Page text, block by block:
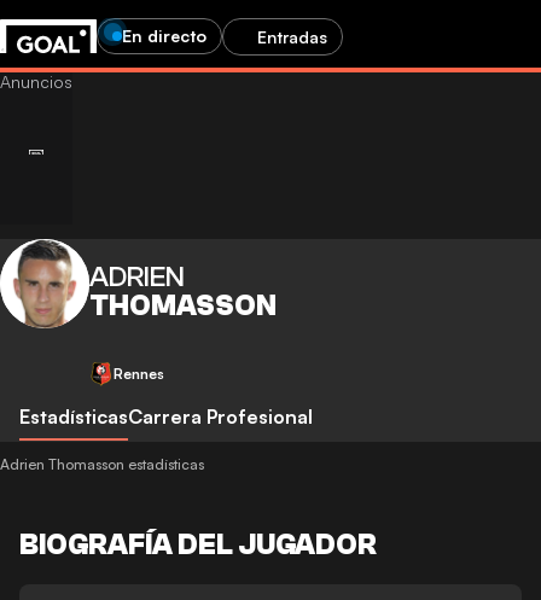
En directo Entradas
ADRIEN
THOMASSON
Rennes
EstadísticasCarrera Profesional
Adrien Thomasson estadísticas
BIOGRAFÍA DEL JUGADOR